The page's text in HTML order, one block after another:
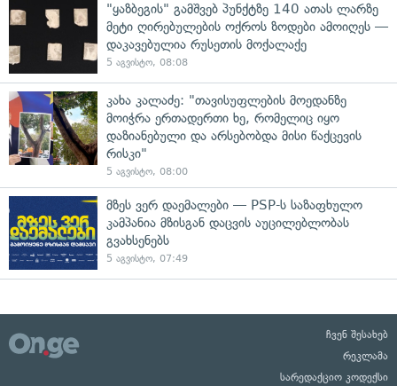
"ყაზბეგის" გამშვებ პუნქტზე 140 ათას ლარზე
მეტი ღირებულების ოქროს ზოდები ამოიღეს —
დაკავებულია რუსეთის მოქალაქე
5 აგვისტო, 08:08
კახა კალაძე: "თავისუფლების მოედანზე
მოიჭრა ერთადერთი ხე, რომელიც იყო
დაზიანებული და არსებობდა მისი წაქცევის
რისკი"
5 აგვისტო, 08:00
მზეს ვერ დაემალები — PSP-ს საზაფხულო
კამპანია მზისგან დაცვის აუცილებლობას
გვახსენებს
5 აგვისტო, 07:49
ჩვენ შესახებ
რეკლამა
სარედაქციო კოდექსი